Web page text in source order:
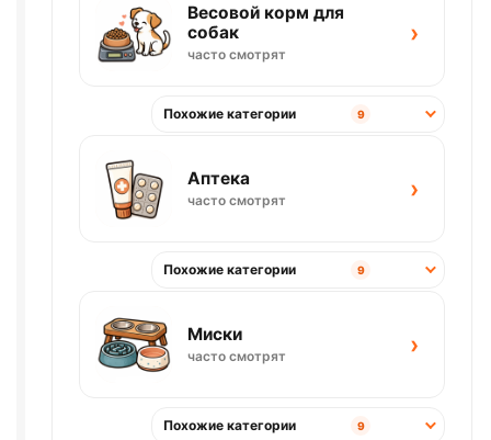
Весовой корм для
собак
часто смотрят
›
Похожие категории 9
Аптека
часто смотрят ›
Похожие категории 9
Миски
часто смотрят ›
Похожие категории 9